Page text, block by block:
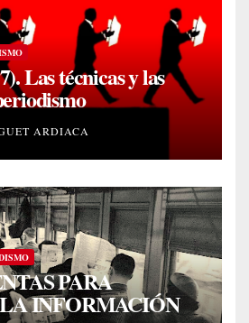
Las técnicas y las
ARDIACA
PARA
INFORMACIÓN